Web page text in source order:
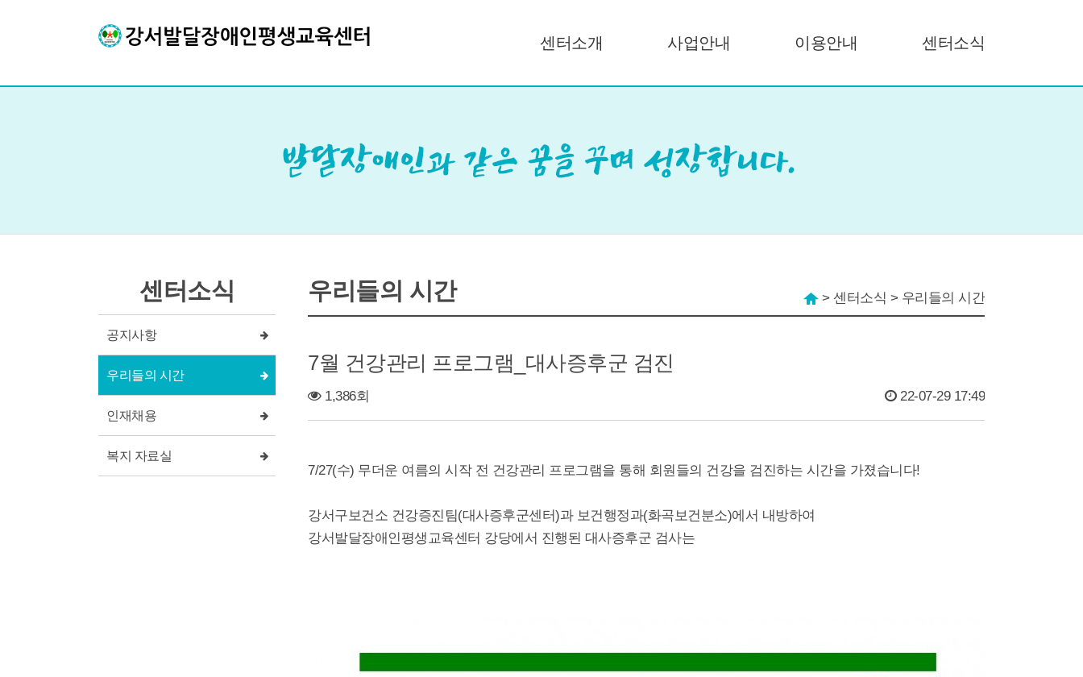
센터소개 사업안내 이용안내 센터소식
센터소식
공지사항
우리들의 시간
인재채용
복지 자료실
우리들의 시간 > 센터소식 > 우리들의 시간
7월 건강관리 프로그램_대사증후군 검진
1,386회 22-07-29 17:49
7/27(수) 무더운 여름의 시작 전 건강관리 프로그램을 통해 회원들의 건강을 검진하는 시간을 가졌습니다!
강서구보건소 건강증진팀(대사증후군센터)과 보건행정과(화곡보건분소)에서 내방하여
강서발달장애인평생교육센터 강당에서 진행된 대사증후군 검사는